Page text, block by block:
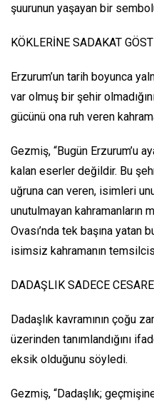
şuurunun yaşayan bir
KÖKLERİNE SADAKAT
Erzurum’un tarih boyunca
var olmuş bir şehir
gücünü ona ruh veren
Gezmiş, “Bugün Erzurum’u
kalan eserler değildir. Bu
uğruna can veren, isimleri
unutulmayan kahramanların
Ovası’nda tek başına yatan
isimsiz kahramanın
DADAŞLIK SADECE
Dadaşlık kavramının çoğu
üzerinden tanımlandığını
eksik olduğunu söyledi.
Gezmiş, “Dadaşlık;